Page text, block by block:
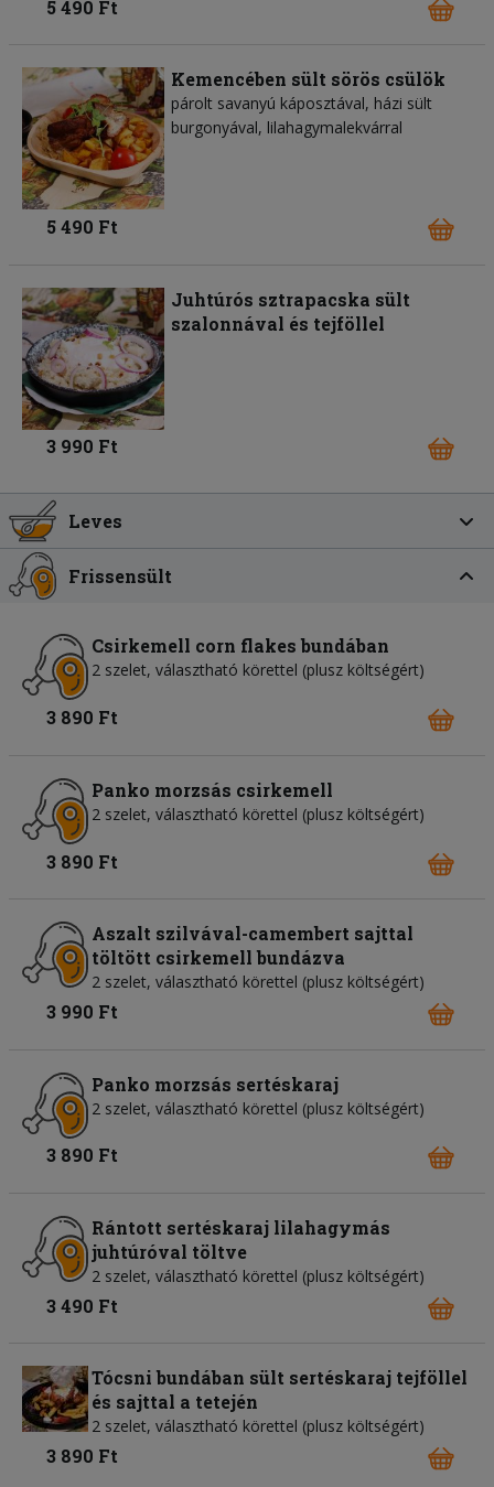
5 490 Ft
Kemencében sült sörös csülök
párolt savanyú káposztával, házi sült
burgonyával, lilahagymalekvárral
5 490 Ft
Juhtúrós sztrapacska sült
szalonnával és tejföllel
3 990 Ft
Leves
Frissensült
Csirkemell corn flakes bundában
2 szelet, választható körettel (plusz költségért)
3 890 Ft
Panko morzsás csirkemell
2 szelet, választható körettel (plusz költségért)
3 890 Ft
Aszalt szilvával-camembert sajttal
töltött csirkemell bundázva
2 szelet, választható körettel (plusz költségért)
3 990 Ft
Panko morzsás sertéskaraj
2 szelet, választható körettel (plusz költségért)
3 890 Ft
Rántott sertéskaraj lilahagymás
juhtúróval töltve
2 szelet, választható körettel (plusz költségért)
3 490 Ft
Tócsni bundában sült sertéskaraj tejföllel
és sajttal a tetején
2 szelet, választható körettel (plusz költségért)
3 890 Ft